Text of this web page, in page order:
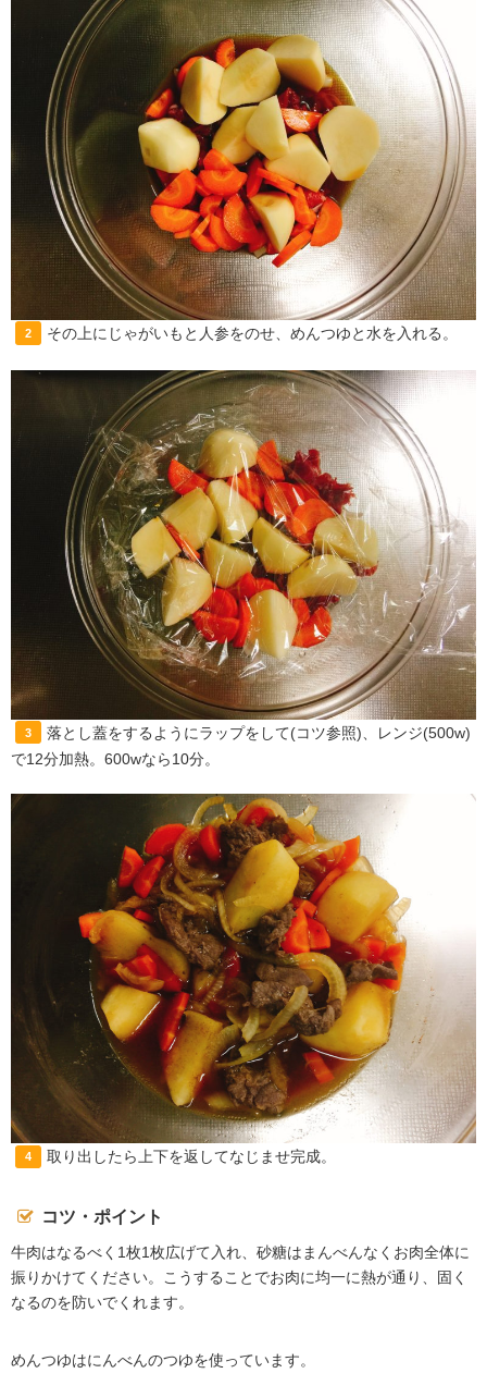
2 その上にじゃがいもと人参をのせ、めんつゆと水を入れる。
3
落とし蓋をするようにラップをして(コツ参照)、レンジ(500w)
で12分加熱。600wなら10分。
4 取り出したら上下を返してなじませ完成。
コツ・ポイント
牛肉はなるべく1枚1枚広げて入れ、砂糖はまんべんなくお肉全体に
振りかけてください。こうすることでお肉に均一に熱が通り、固く
なるのを防いでくれます。
めんつゆはにんべんのつゆを使っています。